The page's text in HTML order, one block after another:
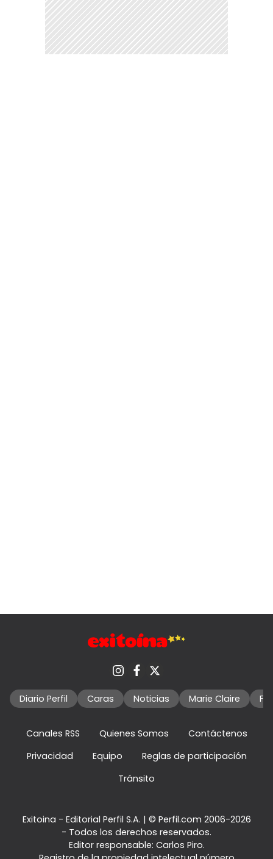
Diario Perfil Caras Noticias Marie Claire
Canales RSS Quienes Somos
Contáctenos
Privacidad
Equipo
Reglas de participación
Tránsito
Exitoina - Editorial Perfil S.A. | © Perfil.com 2006-2026
- Todos los derechos reservados.
Editor responsable: Carlos Piro.